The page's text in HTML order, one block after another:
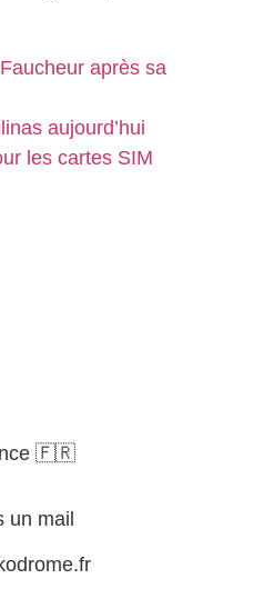
après sa
aujourd’hui
les cartes SIM
🇫🇷
un mail